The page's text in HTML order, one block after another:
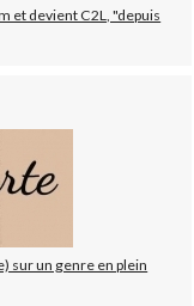
et devient C2L, "depuis
sur un genre en plein